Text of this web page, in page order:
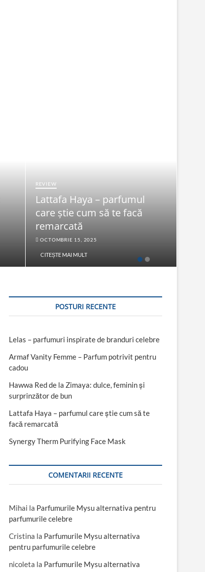
REVIEW
Lattafa Haya – parfumul
care știe cum să te facă
remarcată
OCTOMBRIE 15, 2025
CITEȘTE MAI MULT
POSTURI RECENTE
Lelas – parfumuri inspirate de branduri celebre
Armaf Vanity Femme – Parfum potrivit pentru
cadou
Hawwa Red de la Zimaya: dulce, feminin și
surprinzător de bun
Lattafa Haya – parfumul care știe cum să te
facă remarcată
Synergy Therm Purifying Face Mask
COMENTARII RECENTE
Mihai la Parfumurile Mysu alternativa pentru
parfumurile celebre
Cristina la Parfumurile Mysu alternativa
pentru parfumurile celebre
nicoleta la Parfumurile Mysu alternativa